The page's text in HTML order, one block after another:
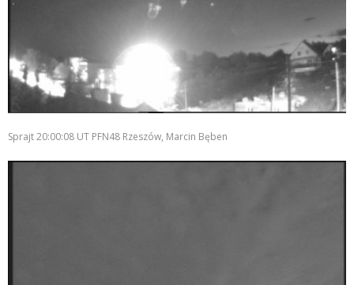
Sprajt 20:00:08 UT PFN48 Rzeszów, Marcin Bęben